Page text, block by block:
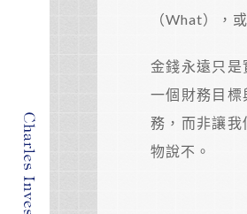
（What），
金錢永遠只
一個財務目
務，而非讓
物說不。